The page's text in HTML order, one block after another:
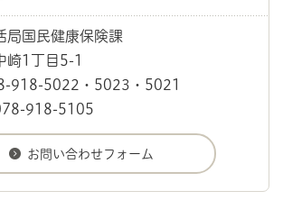
局国民健康保険課
崎1丁目5-1
918-5022・5023・5021
918-5105